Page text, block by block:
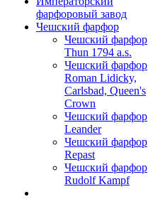
фарфоровый завод
Чешский фарфор
Чешский фарфор
Thun 1794 a.s.
Чешский фарфор
Roman Lidicky,
Carlsbad, Queen's
Crown
Чешский фарфор
Leander
Чешский фарфор
Repast
Чешский фарфор
Rudolf Kampf